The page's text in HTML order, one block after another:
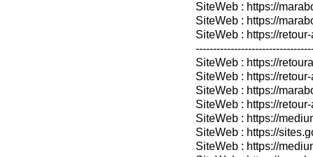
SiteWeb : https://
SiteWeb : https://
SiteWeb : https://
SiteWeb : https://
SiteWeb : https://
SiteWeb : https://
SiteWeb : https://
SiteWeb : https://
SiteWeb : https://
SiteWeb : https://